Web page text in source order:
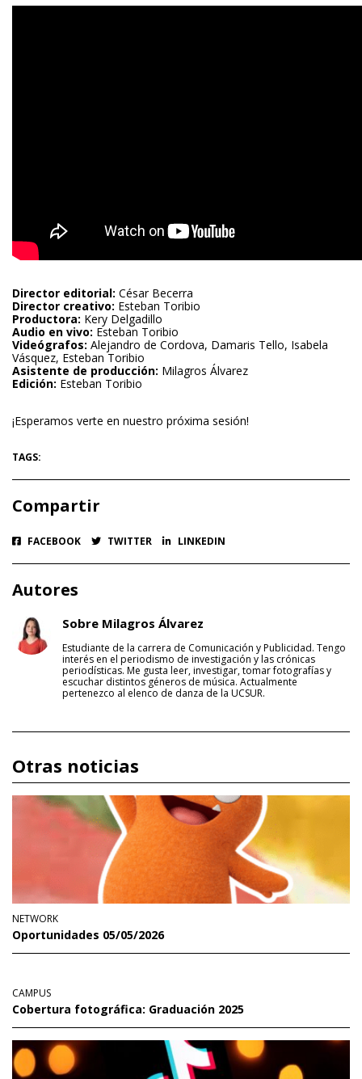
Director editorial: César Becerra
Director creativo: Esteban Toribio
Productora: Kery Delgadillo
Audio en vivo: Esteban Toribio
Videógrafos: Alejandro de Cordova, Damaris Tello, Isabela
Vásquez, Esteban Toribio
Asistente de producción: Milagros Álvarez
Edición: Esteban Toribio
¡Esperamos verte en nuestro próxima sesión!
TAGS:
Compartir
FACEBOOK TWITTER LINKEDIN
Autores
Sobre Milagros Álvarez
Estudiante de la carrera de Comunicación y Publicidad. Tengo
interés en el periodismo de investigación y las crónicas
periodísticas. Me gusta leer, investigar, tomar fotografías y
escuchar distintos géneros de música. Actualmente
pertenezco al elenco de danza de la UCSUR.
Otras noticias
NETWORK
Oportunidades 05/05/2026
CAMPUS
Cobertura fotográfica: Graduación 2025